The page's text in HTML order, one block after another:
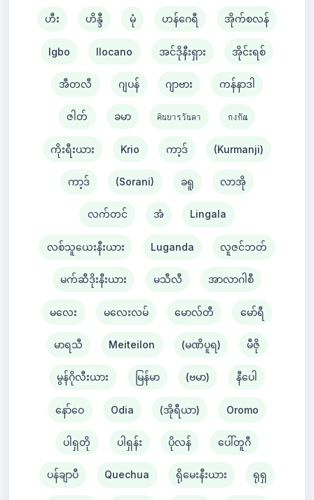
ဟီး ဟိန္ဒီ မုံ ဟန်ဂေရီ အိုက်စလန်
Igbo Ilocano အင်ဒိုနီးရှား အိုင်းရစ်
အီတလီ ဂျပန် ဂျာဗား ကန်နာဒါ
ဇါတ် ခမာ คินยารวันดา กงกัณ
ကိုးရီးယား Krio ကာ့ဒ် (Kurmanji)
ကာ့ဒ် (Sorani) ခရူ လာအို
လက်တင် အံ Lingala
လစ်သူယေးနီးယား Luganda လူဇင်ဘတ်
မက်ဆီဒိုးနီးယား မသီလီ အာလာဂါစီ
မလေး မလေးလမ် မောလ်တီ မော်ရီ
မာရသီ Meiteilon (မဏိပူရ) မီဇို
မွန်ဂိုလီးယား မြန်မာ (ဗမာ) နီပေါ
နော်ဝေ Odia (အိုရီယာ) Oromo
ပါရှတို ပါရှန်း ပိုလန် ပေါ်တူဂီ
ပန်ချာပီ Quechua ရိုမေးနီးယား ရုရှ